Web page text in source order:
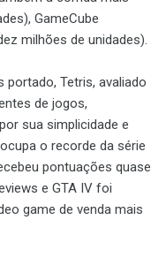
GameCube
milhões de unidades).
portado, Tetris, avaliado
de jogos,
sua simplicidade e
o recorde da série
pontuações quase
e GTA IV foi
game de venda mais